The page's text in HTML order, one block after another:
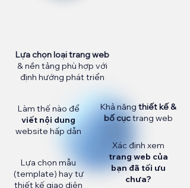
Lựa chọn loại trang web
& nền tảng phù hợp với
định hướng phát triển
Khả năng thiết kế &
bố cụctrang web
Làm thế nào để
viết nội dung
website hấp dẫn
Xác định xem
trang web của
bạn đã tối ưu
chưa?
Lựa chọn mẫu
(template) hay tự
thiết kế giao diện